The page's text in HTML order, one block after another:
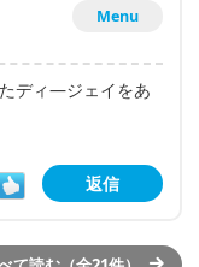
Menu
ディ―ジェイをあ
返信